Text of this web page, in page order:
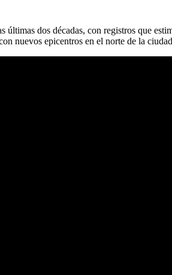
dos décadas, con registros que
nuevos epicentros en el norte de la